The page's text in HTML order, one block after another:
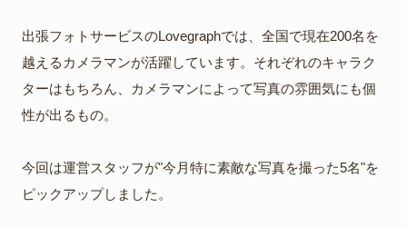
出張フォトサービスのLovegraphでは、全国で現在200名を
越えるカメラマンが活躍しています。それぞれのキャラク
ターはもちろん、カメラマンによって写真の雰囲気にも個
性が出るもの。
今回は運営スタッフが"今月特に素敵な写真を撮った5名"を
ピックアップしました。